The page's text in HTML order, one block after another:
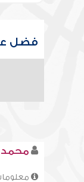
فضل
محمد